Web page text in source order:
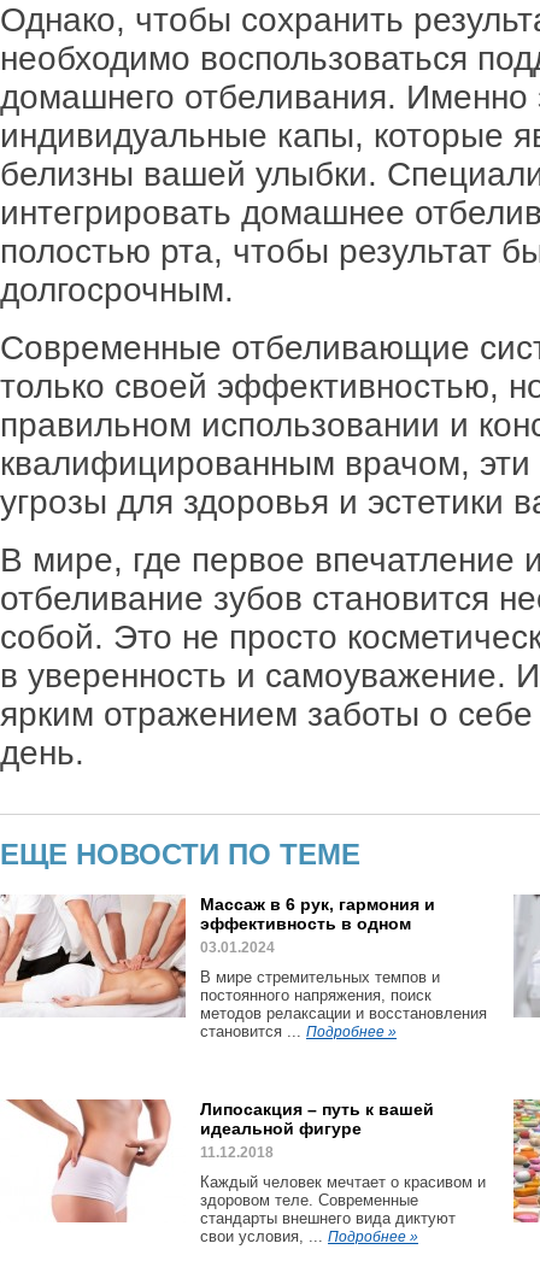
Однако, чтобы сохранить
необходимо воспользоваться
домашнего отбеливания. Именно
индивидуальные капы, которые
белизны вашей улыбки.
интегрировать домашнее
полостью рта, чтобы результат
долгосрочным.
Современные отбеливающие
только своей эффективностью,
правильном использовании и
квалифицированным врачом,
угрозы для здоровья и эстетики
В мире, где первое впечатление
отбеливание зубов становится
собой. Это не просто
в уверенность и самоуважение.
ярким отражением заботы о
день.
ЕЩЕ НОВОСТИ ПО ТЕМЕ
Массаж в 6 рук, гармония и
эффективность в одном
03.01.2024
В мире стремительных темпов и
постоянного напряжения, поиск
методов релаксации и восстановления
становится ... Подробнее »
Липосакция – путь к вашей
идеальной фигуре
11.12.2018
Каждый человек мечтает о красивом и
здоровом теле. Современные
стандарты внешнего вида диктуют
свои условия, ... Подробнее »